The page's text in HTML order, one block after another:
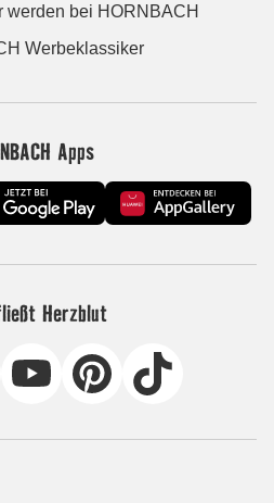
werden bei HORNBACH
Werbeklassiker
Apps
Herzblut